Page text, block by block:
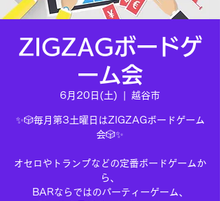
ZIGZAGボードゲ
ーム会
6月20日(土) 越谷市
✨🎲毎月第3土曜日はZIGZAGボードゲーム
会🎲✨
オセロやトランプなどの定番ボードゲームか
ら、
BARならではのパーティーゲーム、